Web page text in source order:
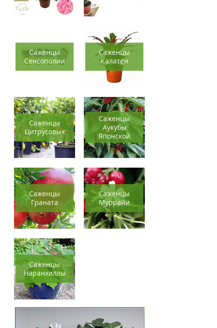
Саженцы
Сенсополии
Саженцы
Калатеи
Саженцы
Цитрусовых
Саженцы
Аукубы
Японской
Саженцы
Граната
Саженцы
Муррайи
Саженцы
Наранхиллы